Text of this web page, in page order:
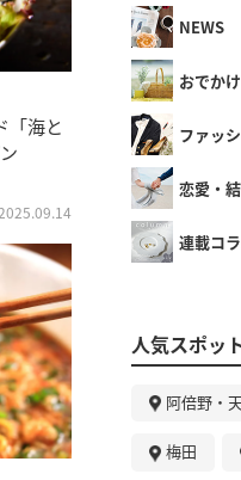
「海と
NEWS
おでかけ
ファッ
恋愛・
連載コ
人気スポッ
阿倍野・
梅田